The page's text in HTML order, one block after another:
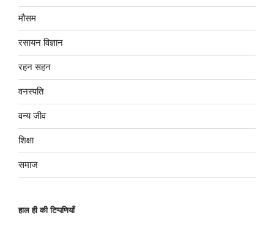
मौसम
रसायन विज्ञान
रहन सहन
वनस्पति
वन्य जीव
शिक्षा
समाज
हाल ही की टिप्पणियाँ